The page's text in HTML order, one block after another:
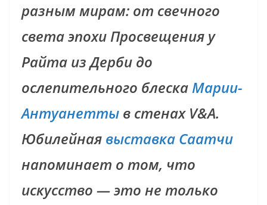
разным мирам: от свечного
света эпохи Просвещения у
Райта из Дерби до
ослепительного блеска Марии-
Антуанетты в стенах V&A.
Юбилейная выставка Саатчи
напоминает о том, что
искусство — это не только